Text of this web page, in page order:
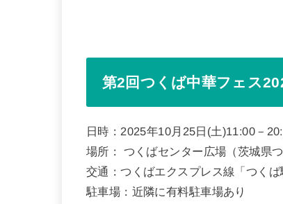
第2回つくば中華フェス
日時：2025年10月25日(土)11:00－
場所： つくばセンター広場（茨城県
交通：つくばエクスプレス線「つく
駐車場：近隣に有料駐車場あり